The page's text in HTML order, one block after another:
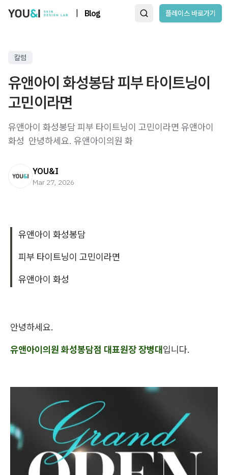
Blog 플레이스 바로가기
칼럼
유앤아이 화성봉담 피부 타이트닝이
고민이라면
유앤아이 화성봉담 피부 타이트닝이 고민이라면 유앤아이
화성 ​ 안녕하세요. 유앤아이의원 화
YOU&I
Mar 27, 2026
유앤아이 화성봉담
피부 타이트닝이 고민이라면
유앤아이 화성
안녕하세요.
유앤아이의원 화성봉담점 대표원장 장병대입니다.